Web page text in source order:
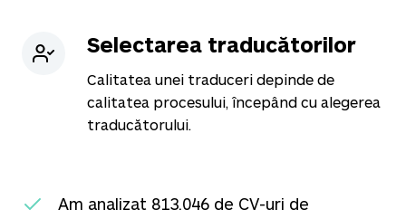
Selectarea traducătorilor
Calitatea unei traduceri depinde de
calitatea procesului, începând cu alegerea
traducătorului.
Am analizat 813.046 de CV-uri de